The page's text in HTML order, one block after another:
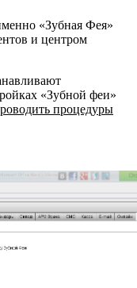
«Зубная Фея»
и центром
«Зубной феи»
процедуры